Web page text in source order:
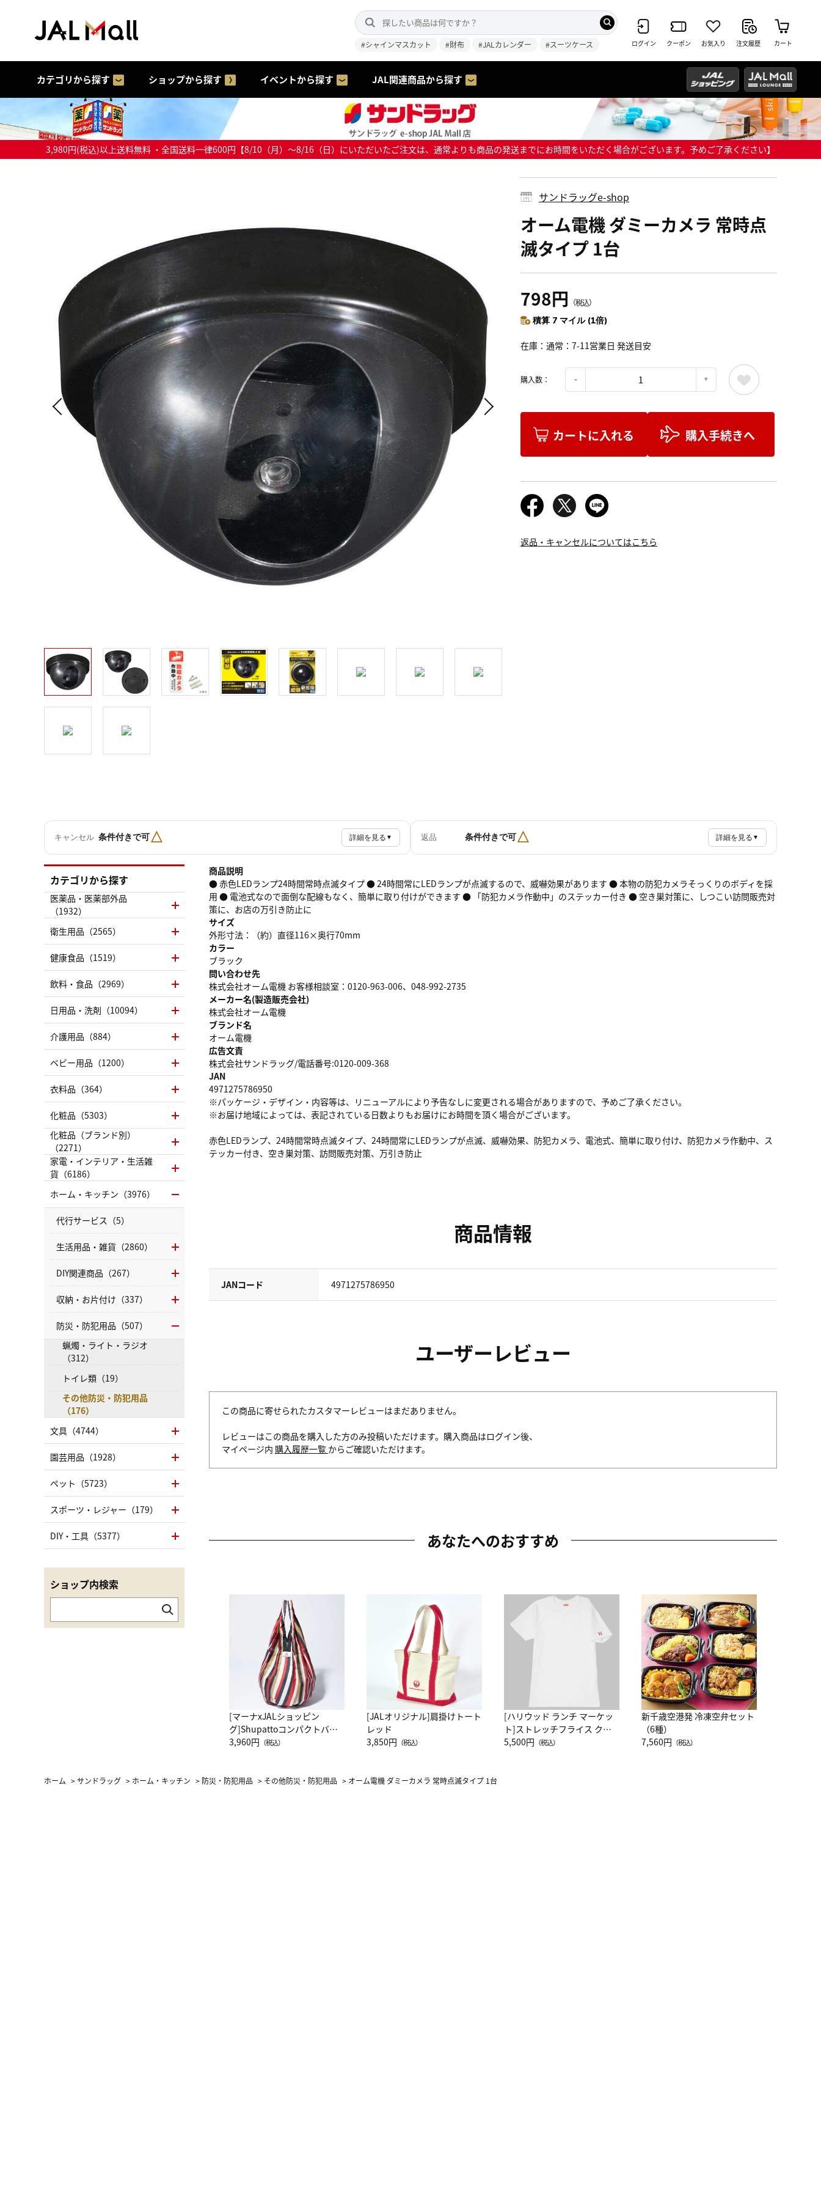
#シャインマスカット #財布 #JALカレンダー #スーツケース ログイン クーポン お気入り 注文履歴 カート
カテゴリから探す ショップから探す イベントから探す JAL関連商品から探す
3,980円(税込)以上送料無料 ・全国送料一律600円【8/10（月）～8/16（日）にいただいたご注文は、通常よりも商品の発送までにお時間をいただく場合がございます。予めご了承ください】
サンドラッグe-shop
オーム電機 ダミーカメラ 常時点
滅タイプ 1台
798円 （税込）
積算 7 マイル (1倍)
在庫 通常：7-11営業日 発送目安
購入数：
カートに入れる 購入手続きへ
返品・キャンセルについてはこちら
キャンセル 条件付きで可△ 詳細を見る ▼ 返品 条件付きで可△ 詳細を見る ▼
商品説明
● 赤色LEDランプ24時間常時点滅タイプ ● 24時間常にLEDランプが点滅するので、威嚇効果があります ● 本物の防犯カメラそっくりのボディを採
用 ● 電池式なので面倒な配線もなく、簡単に取り付けができます ● 「防犯カメラ作動中」のステッカー付き ● 空き巣対策に、しつこい訪問販売対
策に、お店の万引き防止に
サイズ
外形寸法：（約）直径116×奥行70mm
カラー
ブラック
問い合わせ先
株式会社オーム電機 お客様相談室：0120-963-006、048-992-2735
メーカー名(製造販売会社)
株式会社オーム電機
ブランド名
オーム電機
広告文責
株式会社サンドラッグ/電話番号:0120-009-368
JAN
4971275786950
※パッケージ・デザイン・内容等は、リニューアルにより予告なしに変更される場合がありますので、予めご了承ください。
※お届け地域によっては、表記されている日数よりもお届けにお時間を頂く場合がございます。
赤色LEDランプ、24時間常時点滅タイプ、24時間常にLEDランプが点滅、威嚇効果、防犯カメラ、電池式、簡単に取り付け、防犯カメラ作動中、ス
テッカー付き、空き巣対策、訪問販売対策、万引き防止
商品情報
JANコード 4971275786950
ユーザーレビュー
この商品に寄せられたカスタマーレビューはまだありません。
レビューはこの商品を購入した方のみ投稿いただけます。購入商品はログイン後、
マイページ内 購入履歴一覧 からご確認いただけます。
あなたへのおすすめ
[マーナxJALショッピン
グ]Shupattoコンパクトバッ
グ Drop JAL客室乗務員
3,960円 （税込）
[JALオリジナル]肩掛けトート
レッド
3,850円 （税込）
[ハリウッド ランチ マーケッ
ト]ストレッチフライス クル
ーネック別注半袖Ｔシャツ
5,500円 （税込）
新千歳空港発 冷凍空弁セット
（6種）
7,560円 （税込）
カテゴリから探す
医薬品・医薬部外品
（1932）
衛生用品（2565）
健康食品（1519）
飲料・食品（2969）
日用品・洗剤（10094）
介護用品（884）
ベビー用品（1200）
衣料品（364）
化粧品（5303）
化粧品（ブランド別）
（2271）
家電・インテリア・生活雑
貨（6186）
ホーム・キッチン（3976）
代行サービス（5）
生活用品・雑貨（2860）
DIY関連商品（267）
収納・お片付け（337）
防災・防犯用品（507）
蝋燭・ライト・ラジオ
（312）
トイレ類（19）
その他防災・防犯用品
（176）
文具（4744）
園芸用品（1928）
ペット（5723）
スポーツ・レジャー（179）
DIY・工具（5377）
ショップ内検索
ホーム >サンドラッグ > ホーム・キッチン > 防災・防犯用品 > その他防災・防犯用品 > オーム電機 ダミーカメラ 常時点滅タイプ 1台